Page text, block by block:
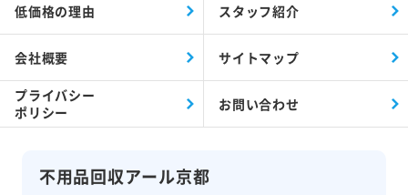
不用品回収アール京都
低価格の理由 スタッフ紹介
会社概要 サイトマップ
プライバシー
ポリシー
お問い合わせ